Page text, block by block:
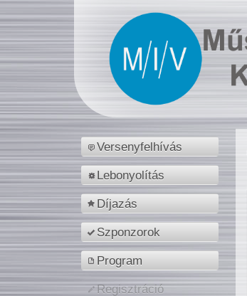
Versenyfelhívás
Lebonyolítás
Díjazás
Szponzorok
Program
Regisztráció